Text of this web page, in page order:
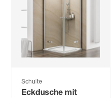
Schulte
Eckdusche mit